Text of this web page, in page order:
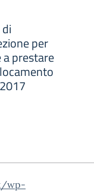
per
prestare
wp-